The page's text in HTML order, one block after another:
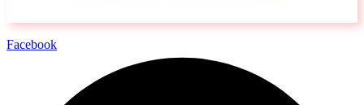
Facebook